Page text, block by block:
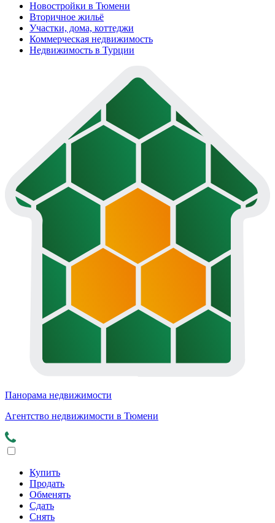
Новостройки в Тюмени
Вторичное жильё
Участки, дома, коттеджи
Коммерческая недвижимость
Недвижимость в Турции
Панорама недвижимости
Агентство недвижимости в Тюмени
Купить
Продать
Обменять
Сдать
Снять